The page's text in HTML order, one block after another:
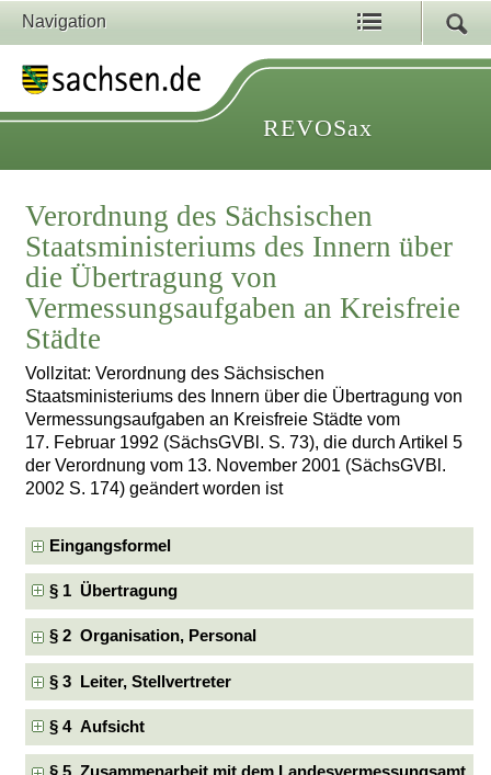
Navigation
REVOSax
Verordnung des Sächsischen
Staatsministeriums des Innern über
die Übertragung von
Vermessungsaufgaben an Kreisfreie
Städte
Vollzitat: Verordnung des Sächsischen
Staatsministeriums des Innern über die Übertragung von
Vermessungsaufgaben an Kreisfreie Städte vom
17. Februar 1992 (SächsGVBl. S. 73), die durch Artikel 5
der Verordnung vom 13. November 2001 (SächsGVBl.
2002 S. 174) geändert worden ist
Eingangsformel
§ 1 Übertragung
§ 2 Organisation, Personal
§ 3 Leiter, Stellvertreter
§ 4 Aufsicht